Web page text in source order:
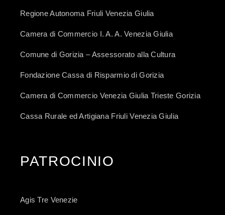
Regione Autonoma Friuli Venezia Giulia
Camera di Commercio I. A. A. Venezia Giulia
Comune di Gorizia – Assessorato alla Cultura
Fondazione Cassa di Risparmio di Gorizia
Camera di Commercio Venezia Giulia Trieste Gorizia
Cassa Rurale ed Artigiana Friuli Venezia Giulia
PATROCINIO
Agis Tre Venezie